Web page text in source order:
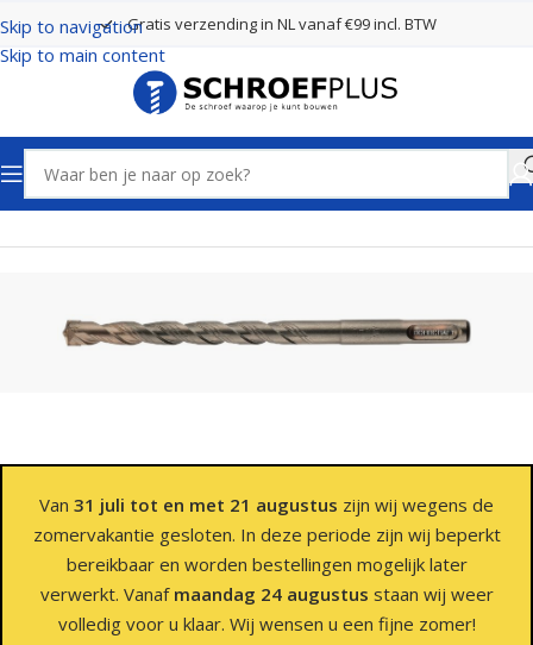
Skip to navigation
Skip to main content
Gratis verzending in NL vanaf €99 incl. BTW
Home Boren SDS plus boren 4 Snijders
Van 31 juli tot en met 21 augustus zijn wij wegens de
zomervakantie gesloten. In deze periode zijn wij beperkt
bereikbaar en worden bestellingen mogelijk later
verwerkt. Vanaf maandag 24 augustus staan wij weer
volledig voor u klaar. Wij wensen u een fijne zomer!